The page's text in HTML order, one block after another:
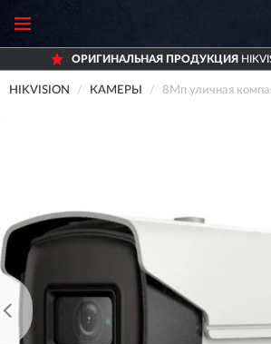
ОРИГИНАЛЬНАЯ ПРОДУКЦИЯ
HIKVISION КАМЕРЫ 8Мп уличная